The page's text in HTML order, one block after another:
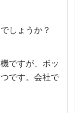
しょうか？
ですが、ボッ
です。会社で